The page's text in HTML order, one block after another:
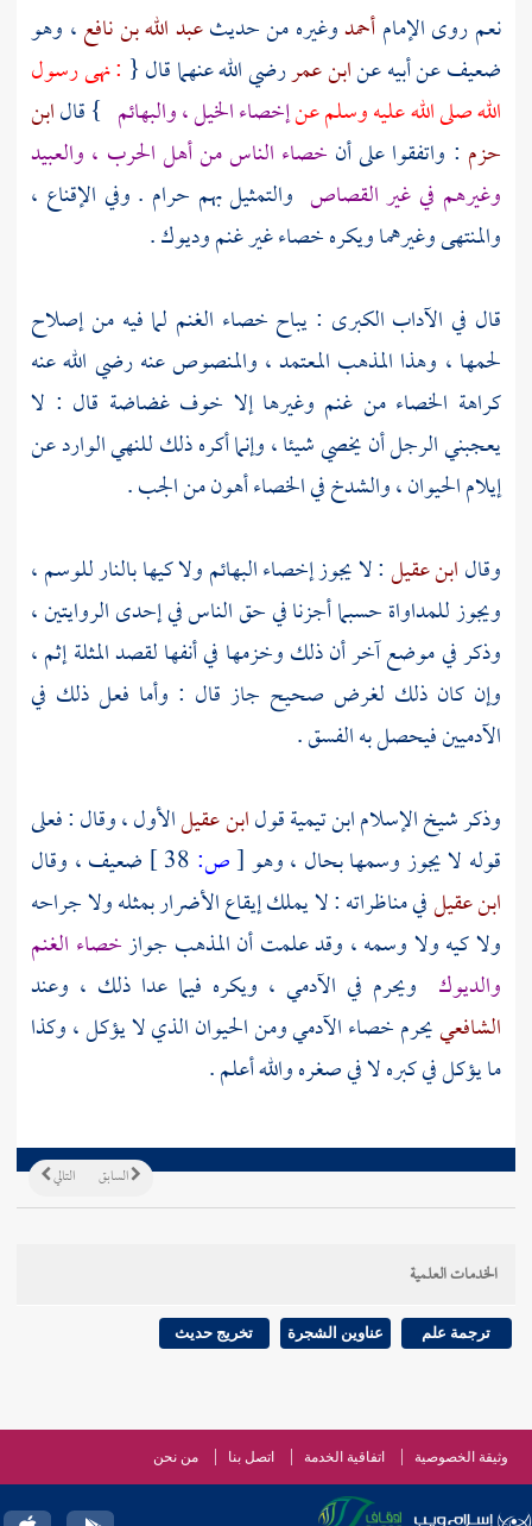
نعم روى الإمامأحمدوغيره من حديثعبد الله بن نافع، وهو
ضعيف عن أبيه عنابن عمررضي الله عنهما قال { : نهى رسول
الله صلى الله عليه وسلم عنإخصاء الخيل ، والبهائم } قالابن
حزم : واتفقوا على أن خصاء الناس من أهل الحرب ، والعبيد
وغيرهم في غير القصاص والتمثيل بهم حرام . وفي الإقناع ،
والمنتهى وغيرهما ويكره خصاء غير غنم وديوك .
قال في الآداب الكبرى : يباح خصاء الغنم لما فيه من إصلاح
لحمها ، وهذا المذهب المعتمد ، والمنصوص عنه رضي الله عنه
كراهة الخصاء من غنم وغيرها إلا خوف غضاضة قال : لا
يعجبني الرجل أن يخصي شيئا ، وإنما أكره ذلك للنهي الوارد عن
إيلام الحيوان ، والشدخ في الخصاء أهون من الجب .
وقالابن عقيل: لا يجوز إخصاء البهائم ولا كيها بالنار للوسم ،
ويجوز للمداواة حسبما أجزنا في حق الناس في إحدى الروايتين ،
وذكر في موضع آخر أن ذلك وخزمها في أنفها لقصد المثلة إثم ،
وإن كان ذلك لغرض صحيح جاز قال : وأما فعل ذلك في
الآدميين فيحصل به الفسق .
وذكر شيخ الإسلامابن تيميةقولابن عقيلالأول ، وقال : فعلى
قوله لا يجوز وسمها بحال ، وهو[ص:
ضعيف ، وقال
ابن عقيلفي مناظراته : لا يملك إيقاع الأضرار بمثله ولا جراحه
ولا كيه ولا وسمه ، وقد علمت أن المذهب جوازخصاء الغنم
والديوك ويحرم في الآدمي ، ويكره فيما عدا ذلك ، وعند
الشافعييحرم خصاء الآدمي ومن الحيوان الذي لا يؤكل ، وكذا
ما يؤكل في كبره لا في صغره والله أعلم .
التالي السابق
الخدمات العلمية
ترجمة علم عناوين الشجرة تخريج حديث
وثيقة الخصوصية اتفاقية الخدمة اتصل بنا من نحن